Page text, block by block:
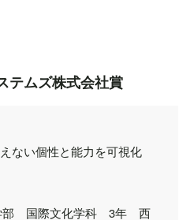
テムズ株式会社賞
ない個性と能力を可視化
部 国際文化学科 3年 西